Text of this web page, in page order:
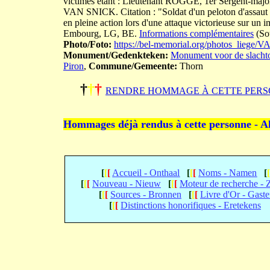
VAN SNICK. Citation : "Soldat d'un peloton d'assaut
en pleine action lors d'une attaque victorieuse sur un
Embourg, LG, BE. Informations complémentaires
Photo/Foto: https://bel-memorial.org/photos_liege/
Monument/Gedenkteken: Monument voor de
Piron, Commune/Gemeente: Thorn
††† RENDRE HOMMAGE À CETTE
Hommages déjà rendus à cette personne -
[[[ Accueil - Onthaal [[[ Noms - Namen [[
[[[ Nouveau - Nieuw [[[ Moteur de recherche -
[[[ Sources - Bronnen [[[ Livre d'Or -
[[[ Distinctions honorifiques - Eretekens